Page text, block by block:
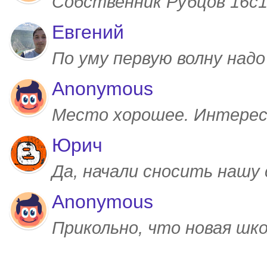
Евгений
По уму первую волну
Anonymous
Место хорошее.
Юрич
Да, начали сносить
Anonymous
Прикольно, что новая